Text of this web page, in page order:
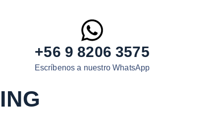
+56 9 8206 3575
Escríbenos a nuestro WhatsApp